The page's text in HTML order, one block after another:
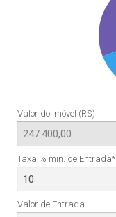
Valor do Imóvel (R$)
Taxa % min. de Entrada*
Valor de Entrada